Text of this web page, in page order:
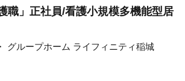
職」正社員/看護小規模多機能型居
グループホーム ライフィニティ稲城